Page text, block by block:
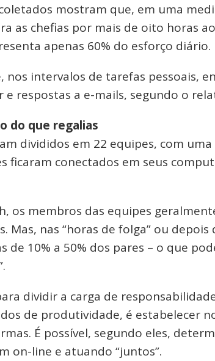
mostram que, em uma
as chefias por mais de oito horas
apenas 60% do esforço diário.
intervalos de tarefas pessoais,
respostas a e-mails, segundo o
do que regalias
divididos em 22 equipes, com
ficaram conectados em seus
os membros das equipes
Mas, nas “horas de folga” ou
de 10% a 50% dos pares – o que
dividir a carga de
de produtividade, é estabelecer
É possível, segundo eles,
on-line e atuando “juntos”.